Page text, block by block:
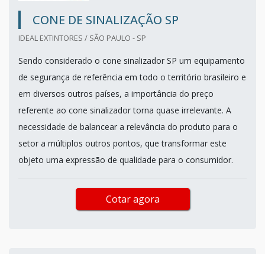
CONE DE SINALIZAÇÃO SP
IDEAL EXTINTORES / SÃO PAULO - SP
Sendo considerado o cone sinalizador SP um equipamento
de segurança de referência em todo o território brasileiro e
em diversos outros países, a importância do preço
referente ao cone sinalizador torna quase irrelevante. A
necessidade de balancear a relevância do produto para o
setor a múltiplos outros pontos, que transformar este
objeto uma expressão de qualidade para o consumidor.
Cotar agora